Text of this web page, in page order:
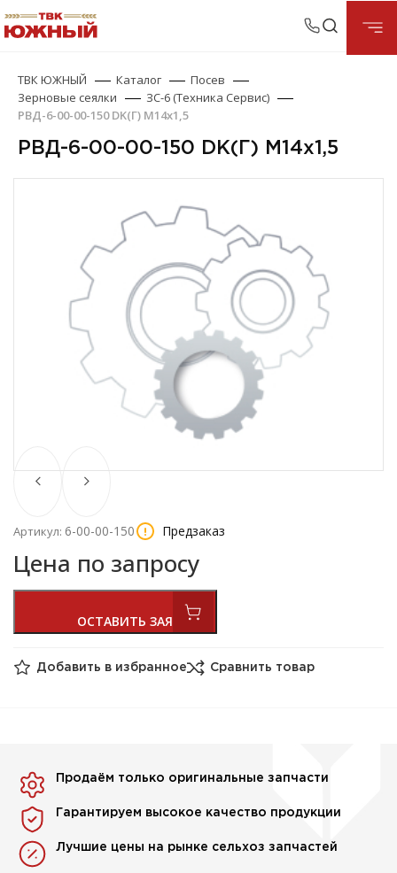
ТВК ЮЖНЫЙ Каталог
Посев
Зерновые сеялки
ЗС-6 (Техника Сервис)
РВД-6-00-00-150 DK(Г) М14х1,5
РВД-6-00-00-150 DK(Г) М14х1,5
Артикул: 6-00-00-150 Предзаказ
Цена по запросу
Добавить в избранное Сравнить товар
Продаём только оригинальные запчасти
Гарантируем высокое качество продукции
Лучшие цены на рынке сельхоз запчастей